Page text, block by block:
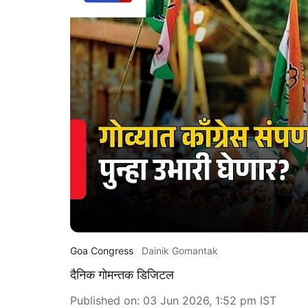
Goa Congress Dainik Gomantak
दैनिक गोमन्तक डिजिटल
Published on: 03 Jun 2026, 1:52 pm IST